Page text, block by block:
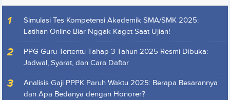
Simulasi Tes Kompetensi Akademik SMA/SMK 2025:
Latihan Online Biar Nggak Kaget Saat Ujian!
PPG Guru Tertentu Tahap 3 Tahun 2025 Resmi Dibuka:
Jadwal, Syarat, dan Cara Daftar
Analisis Gaji PPPK Paruh Waktu 2025: Berapa Besarannya
dan Apa Bedanya dengan Honorer?